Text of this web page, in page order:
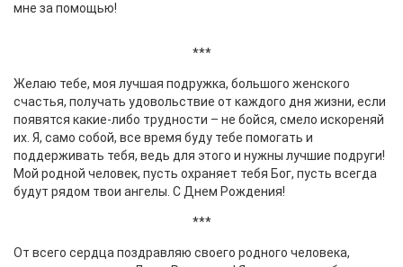
мне за помощью!
***
Желаю тебе, моя лучшая подружка, большого женского
счастья, получать удовольствие от каждого дня жизни, если
появятся какие-либо трудности – не бойся, смело искореняй
их. Я, само собой, все время буду тебе помогать и
поддерживать тебя, ведь для этого и нужны лучшие подруги!
Мой родной человек, пусть охраняет тебя Бог, пусть всегда
будут рядом твои ангелы. С Днем Рождения!
***
От всего сердца поздравляю своего родного человека,